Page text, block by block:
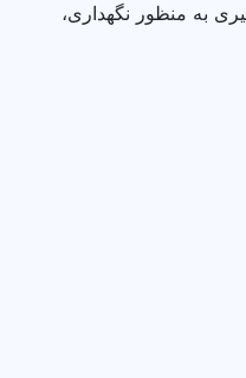
به منظور نگهداری،